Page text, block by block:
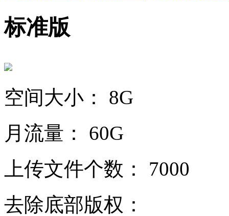
标准版
空间大小：
8G
月流量：
60G
上传文件个数：
7000
去除底部版权：